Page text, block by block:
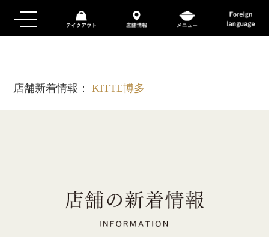
店舗新着情報：KITTE博多